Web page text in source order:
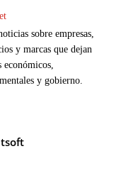
sobre empresas,
y marcas que dejan
y gobierno.